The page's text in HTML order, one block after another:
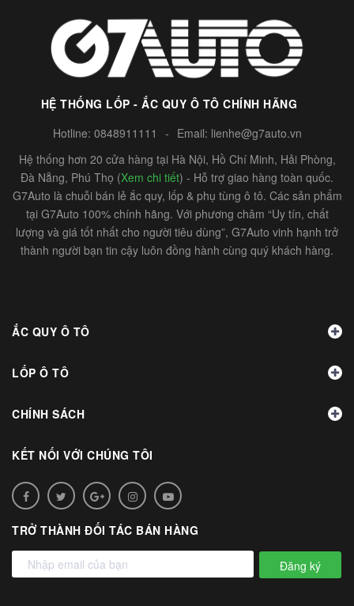
HỆ THỐNG LỐP - ẮC QUY Ô TÔ CHÍNH HÃNG
Hotline: 0848911111 - Email: lienhe@g7auto.vn
Hệ thống hơn 20 cửa hàng tại Hà Nội, Hồ Chí Minh, Hải Phòng,
Đà Nẵng, Phú Thọ (Xem chi tiết) - Hỗ trợ giao hàng toàn quốc.
G7Auto là chuỗi bán lẻ ắc quy, lốp & phụ tùng ô tô. Các sản phẩm
tại G7Auto 100% chính hãng. Với phương châm “Uy tín, chất
lượng và giá tốt nhất cho người tiêu dùng”, G7Auto vinh hạnh trở
thành người bạn tin cậy luôn đồng hành cùng quý khách hàng.
ẮC QUY Ô TÔ
LỐP Ô TÔ
CHÍNH SÁCH
KẾT NỐI VỚI CHÚNG TÔI
TRỞ THÀNH ĐỐI TÁC BÁN HÀNG
Đăng ký